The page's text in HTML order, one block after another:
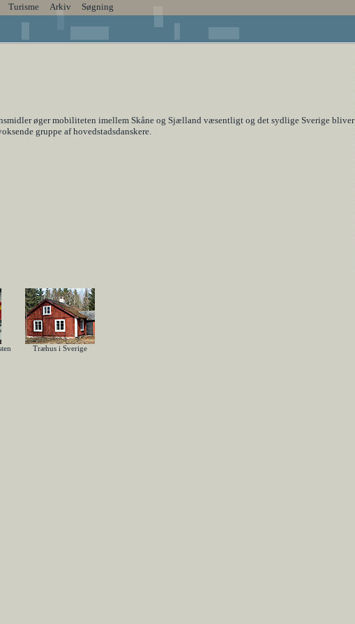
Turisme Arkiv Søgning
øger mobiliteten imellem Skåne og Sjælland væsentligt og det sydlige Sverige bliver
gruppe af hovedstadsdanskere.
Træhus i Sverige